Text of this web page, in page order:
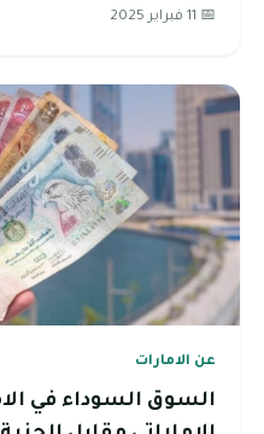
📅 11 فبراير 2025
عن الامارات
السوق السوداء في